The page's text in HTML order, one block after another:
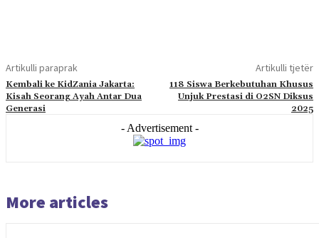
Artikulli paraprak
Kembali ke KidZania Jakarta:
Kisah Seorang Ayah Antar Dua
Generasi
Artikulli tjetër
118 Siswa Berkebutuhan Khusus
Unjuk Prestasi di O2SN Diksus
2025
- Advertisement -
More articles